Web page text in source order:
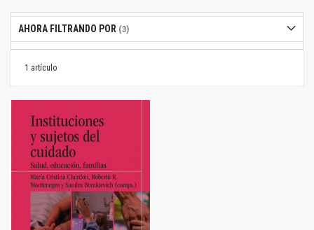
1 artículo
AHORA FILTRANDO POR